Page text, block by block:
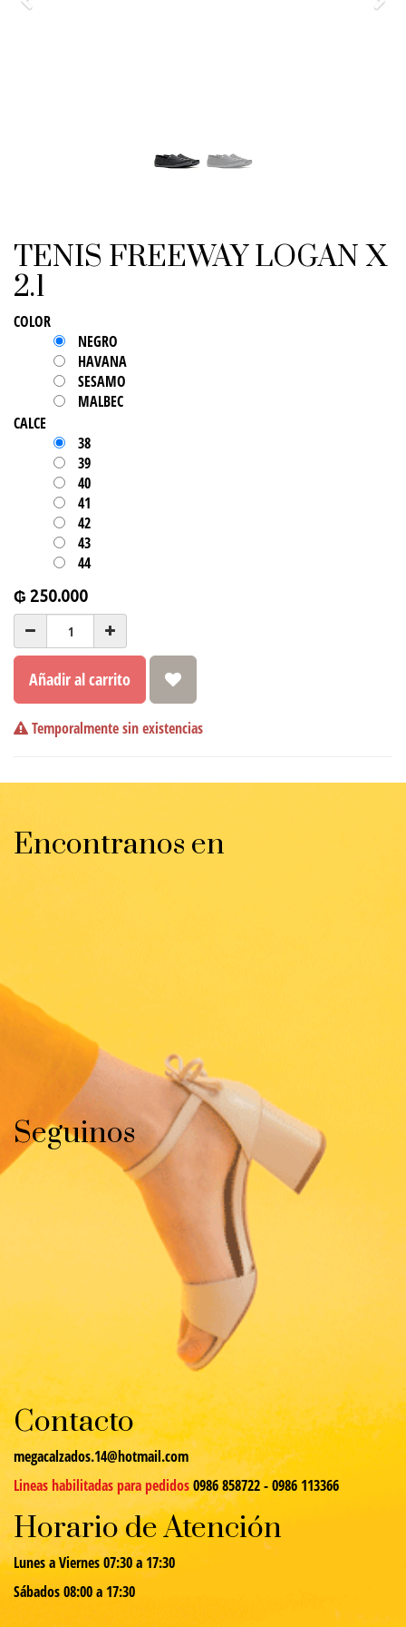
TENIS FREEWAY LOGAN X
2.1
COLOR
NEGRO
HAVANA
SESAMO
MALBEC
CALCE
38
39
40
41
42
43
44
₲ 250.000
Añadir al carrito
Temporalmente sin existencias
Encontranos en
Seguinos
Contacto
megacalzados.14@hotmail.com
Lineas habilitadas para pedidos0986 858722 - 0986 113366
Horario de Atención
Lunes a Viernes 07:30 a 17:30
Sábados 08:00 a 17:30